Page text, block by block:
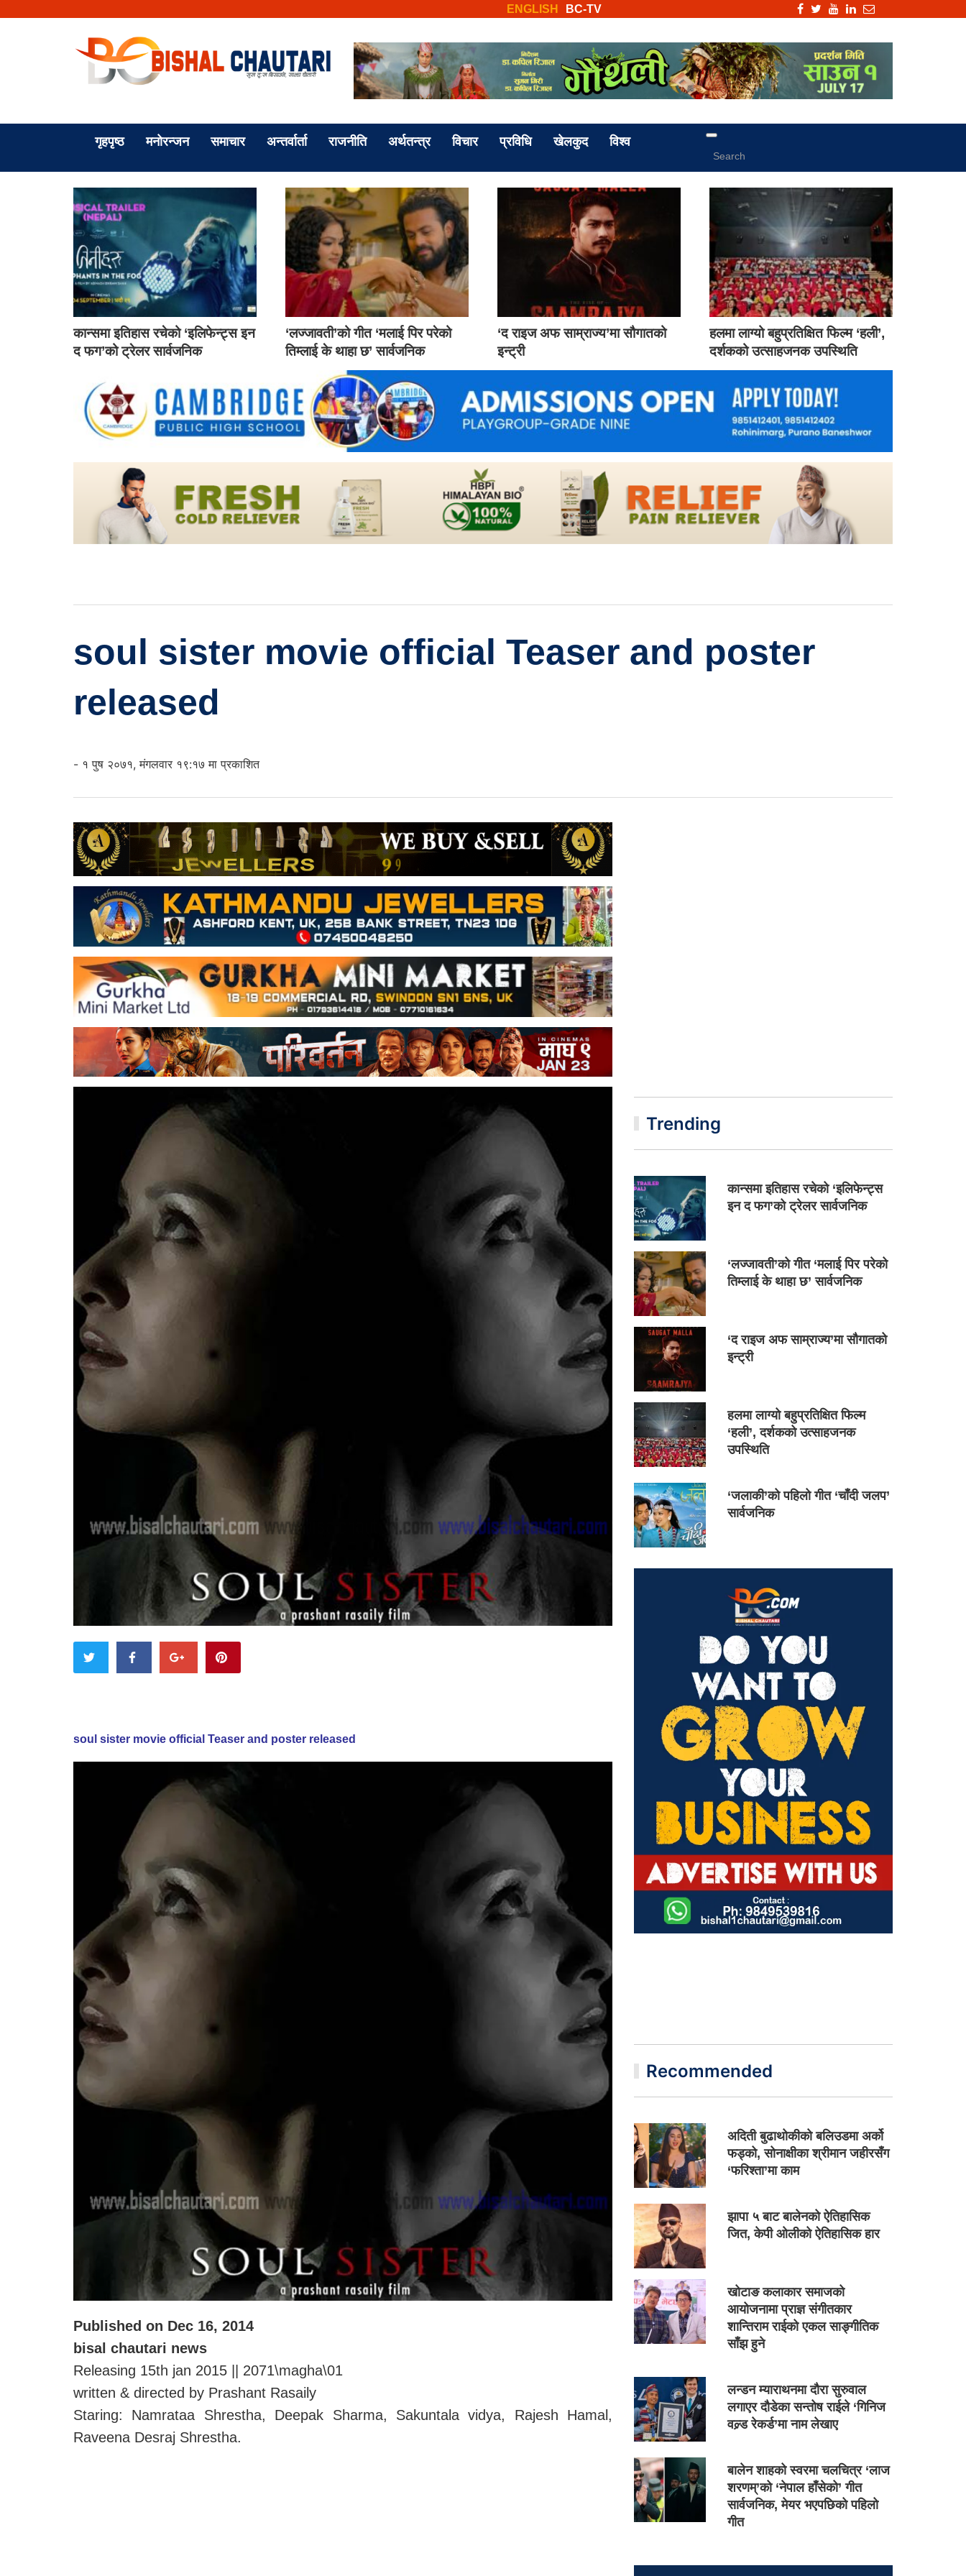
BC-TV
ENGLISH
गृहपृष्ठ मनोरन्जन समाचार अन्तर्वार्ता राजनीति अर्थतन्त्र विचार प्रविधि खेलकुद विश्व
कान्समा इतिहास रचेको ‘इलिफेन्ट्स इन
द फग’को ट्रेलर सार्वजनिक
‘लज्जावती’को गीत ‘मलाई पिर परेको
तिम्लाई के थाहा छ’ सार्वजनिक
‘द राइज अफ साम्राज्य’मा सौगातको
इन्ट्री
हलमा लाग्यो बहुप्रतिक्षित फिल्म ‘हली’,
दर्शकको उत्साहजनक उपस्थिति
soul sister movie official Teaser and poster
released
- १ पुष २०७१, मंगलवार १९:१७ मा प्रकाशित
soul sister movie official Teaser and poster released
Published on Dec 16, 2014
bisal chautari news
Releasing 15th jan 2015 || 2071\magha\01
written & directed by Prashant Rasaily
Staring: Namrataa Shrestha, Deepak Sharma, Sakuntala vidya, Rajesh Hamal,
Raveena Desraj Shrestha.
Trending
कान्समा इतिहास रचेको ‘इलिफेन्ट्स
इन द फग’को ट्रेलर सार्वजनिक
‘लज्जावती’को गीत ‘मलाई पिर परेको
तिम्लाई के थाहा छ’ सार्वजनिक
‘द राइज अफ साम्राज्य’मा सौगातको
इन्ट्री
हलमा लाग्यो बहुप्रतिक्षित फिल्म
‘हली’, दर्शकको उत्साहजनक
उपस्थिति
‘जलाकी’को पहिलो गीत ‘चाँदी जलप’
सार्वजनिक
Recommended
अदिती बुढाथोकीको बलिउडमा अर्को
फड्को, सोनाक्षीका श्रीमान जहीरसँग
‘फरिश्ता’मा काम
झापा ५ बाट बालेनको ऐतिहासिक
जित, केपी ओलीको ऐतिहासिक हार
खोटाङ कलाकार समाजको
आयोजनामा प्राज्ञ संगीतकार
शान्तिराम राईको एकल साङ्गीतिक
साँझ हुने
लन्डन म्याराथनमा दौरा सुरुवाल
लगाएर दौडेका सन्तोष राईले ‘गिनिज
वल्र्ड रेकर्ड’मा नाम लेखाए
बालेन शाहको स्वरमा चलचित्र ‘लाज
शरणम्’को ‘नेपाल हाँसेको’ गीत
सार्वजनिक, मेयर भएपछिको पहिलो
गीत